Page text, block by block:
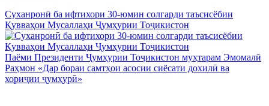
Суханронӣ ба ифтихори 30-юмин солгарди таъсисёбии
Қувваҳои Мусаллаҳи Ҷумҳурии Тоҷикистон
Паёми Президенти Ҷумҳурии Тоҷикистон муҳтарам Эмомалӣ
Раҳмон «Дар бораи самтҳои асосии сиёсати дохилӣ ва
хориҷии ҷумҳурӣ»